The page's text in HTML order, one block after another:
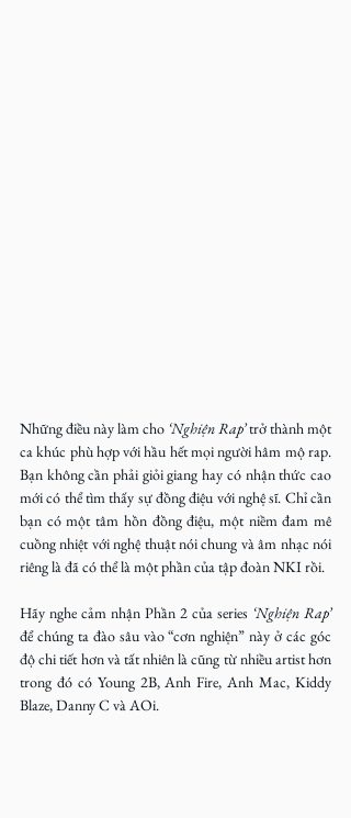
Những điều này làm cho ‘Nghiện Rap’ trở thành một
ca khúc phù hợp với hầu hết mọi người hâm mộ rap.
Bạn không cần phải giỏi giang hay có nhận thức cao
mới có thể tìm thấy sự đồng điệu với nghệ sĩ. Chỉ cần
bạn có một tâm hồn đồng điệu, một niềm đam mê
cuồng nhiệt với nghệ thuật nói chung và âm nhạc nói
riêng là đã có thể là một phần của tập đoàn NKI rồi.
Hãy nghe cảm nhận Phần 2 của series ‘Nghiện Rap’
để chúng ta đào sâu vào “cơn nghiện” này ở các góc
độ chi tiết hơn và tất nhiên là cũng từ nhiều artist hơn
trong đó có Young 2B, Anh Fire, Anh Mac, Kiddy
Blaze, Danny C và AOi.